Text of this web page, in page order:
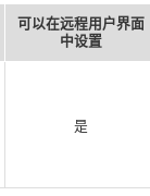
可以在远程用户界面
中设置
是